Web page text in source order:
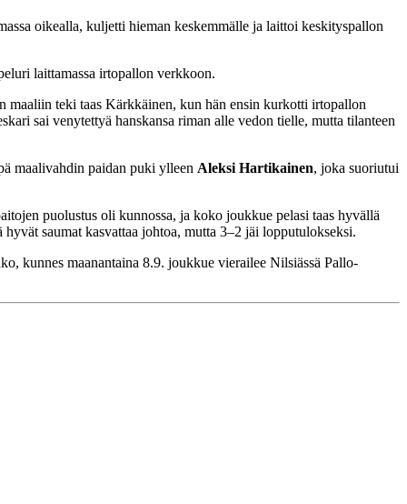
oikealla, kuljetti hieman keskemmälle ja laittoi keskityspallon
laittamassa irtopallon verkkoon.
maaliin teki taas Kärkkäinen, kun hän ensin kurkotti irtopallon
sai venytettyä hanskansa riman alle vedon tielle, mutta tilanteen
maalivahdin paidan puki ylleen Aleksi Hartikainen, joka suoriutui
puolustus oli kunnossa, ja koko joukkue pelasi taas hyvällä
saumat kasvattaa johtoa, mutta 3–2 jäi lopputulokseksi.
kunnes maanantaina 8.9. joukkue vierailee Nilsiässä Pallo-